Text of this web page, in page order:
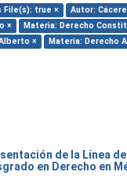
File(s): true × Autor:
×
Materia: Derecho
×
Materia: Derecho
de la Línea
en Derecho en